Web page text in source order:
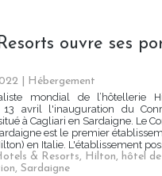
ouvre ses
Hébergement
mondial de l’hôtellerie
13 avril l'inauguration du
à Cagliari en Sardaigne. Le
est le premier
en Italie. L'établissement
& Resorts, Hilton, hôtel
, Sardaigne